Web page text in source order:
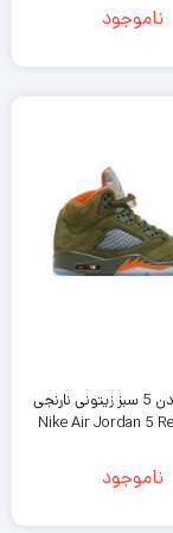
ناموجود
نایک ایرجردن 5 سبز زیتونی نارنجی
Nike Air Jordan 5
ناموجود